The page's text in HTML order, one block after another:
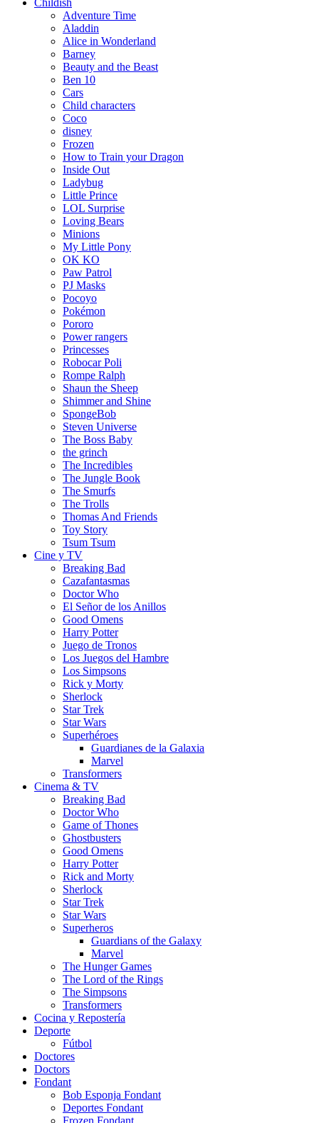
Childish
Adventure Time
Aladdin
Alice in Wonderland
Barney
Beauty and the Beast
Ben 10
Cars
Child characters
Coco
disney
Frozen
How to Train your Dragon
Inside Out
Ladybug
Little Prince
LOL Surprise
Loving Bears
Minions
My Little Pony
OK KO
Paw Patrol
PJ Masks
Pocoyo
Pokémon
Pororo
Power rangers
Princesses
Robocar Poli
Rompe Ralph
Shaun the Sheep
Shimmer and Shine
SpongeBob
Steven Universe
The Boss Baby
the grinch
The Incredibles
The Jungle Book
The Smurfs
The Trolls
Thomas And Friends
Toy Story
Tsum Tsum
Cine y TV
Breaking Bad
Cazafantasmas
Doctor Who
El Señor de los Anillos
Good Omens
Harry Potter
Juego de Tronos
Los Juegos del Hambre
Los Simpsons
Rick y Morty
Sherlock
Star Trek
Star Wars
Superhéroes
Guardianes de la Galaxia
Marvel
Transformers
Cinema & TV
Breaking Bad
Doctor Who
Game of Thones
Ghostbusters
Good Omens
Harry Potter
Rick and Morty
Sherlock
Star Trek
Star Wars
Superheros
Guardians of the Galaxy
Marvel
The Hunger Games
The Lord of the Rings
The Simpsons
Transformers
Cocina y Repostería
Deporte
Fútbol
Doctores
Doctors
Fondant
Bob Esponja Fondant
Deportes Fondant
Frozen Fondant